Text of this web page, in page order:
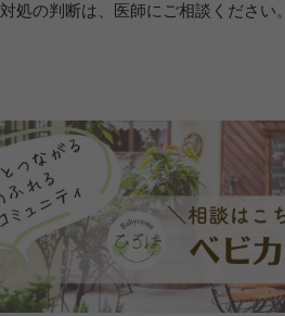
処の判断は、医師にご相談ください。